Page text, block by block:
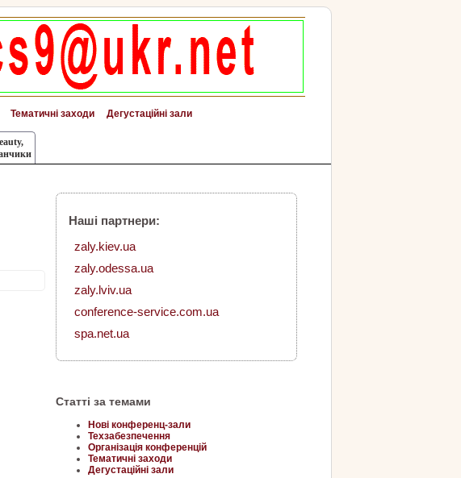
Тематичні заходи Дегустаційні зали
Наші партнери:
zaly.kiev.ua
zaly.odessa.ua
zaly.lviv.ua
conference-service.com.ua
spa.net.ua
Статті за темами
Нові конференц-зали
Техзабезпечення
Організація конференцій
Тематичні заходи
Дегустаційні зали